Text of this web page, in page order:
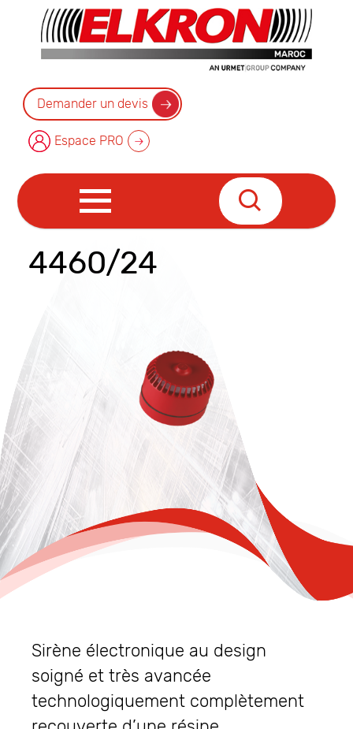
Demander un devis
Espace PRO
4460/24
Sirène électronique au design
soigné et très avancée
technologiquement complètement